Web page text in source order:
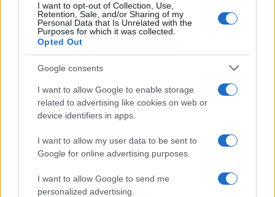
I want to opt-out of Collection, Use,
Retention, Sale, and/or Sharing of my
Personal Data that Is Unrelated with the
Purposes for which it was collected.
Opted Out
Google consents
I want to allow Google to enable storage
related to advertising like cookies on web or
device identifiers in apps.
I want to allow my user data to be sent to
Google for online advertising purposes.
I want to allow Google to send me
personalized advertising.